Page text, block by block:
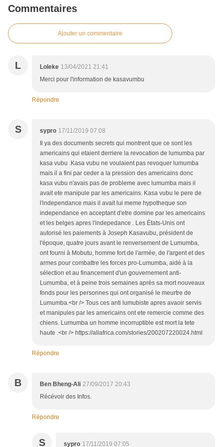
Commentaires
Ajouter un commentaire
L Loleke 13/04/2021 21:41
Merci pour l'information de kasavumbu
Répondre
S sypro 17/11/2019 07:08
Il ya des documents secrets qui montrent que ce sont les
americains qui etaient derriere la revocation de lumumba par
kasa vubu .Kasa vubu ne voulaient pas revoquer lumumba
mais il a fini par ceder a la pression des americains donc
kasa vubu n'avais pas de probleme avec lumumba mais il
avait ete manipule par les americains. Kasa vubu le pere de
l'independance mais il avait lui meme hypotheque son
independance en acceptant d'etre domine par les americains
et les belges apres l'indepedance . Les États-Unis ont
autorisé les paiements à Joseph Kasavubu, président de
l'époque, quatre jours avant le renversement de Lumumba,
ont fourni à Mobutu, homme fort de l'armée, de l'argent et des
armes pour combattre les forces pro-Lumumba, aidé à la
sélection et au financement d'un gouvernement anti-
Lumumba, et à peine trois semaines après sa mort nouveaux
fonds pour les personnes qui ont organisé le meurtre de
Lumumba.<br /> Tous ces anti lumubiste apres avaoir servis
et manipules par les americains ont ete remercie comme des
chiens. Lumumba un homme incorruptible est mort la tete
haute .<br /> https://allafrica.com/stories/200207220024.html
Répondre
B Ben Bheng-Ali 27/09/2017 20:43
Récévoir des Infos.
Répondre
S sypro 17/11/2019 07:05